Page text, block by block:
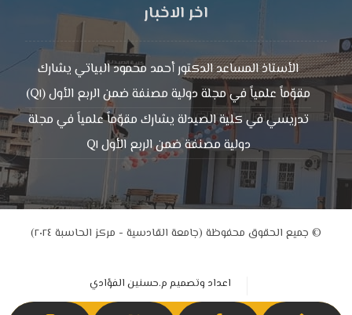
اخر الاخبار
الأستاذ المساعد الدكتور أحمد محمود البياتي يشارك
مقوّماً علمياً في مجلة دولية مصنفة ضمن الربع الأول (Q١)
تدريسي في كلية الصيدلة يشارك مقوّماً علمياً في مجلة
دولية مصنفة ضمن الربع الأول Q١
© جميع الحقوق محفوظة (جامعة القادسية - مركز الحاسبة ٢٠٢٤)
اعداد وتصميم م.حسنين الفؤادي